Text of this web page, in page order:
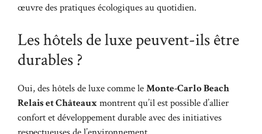
œuvre des pratiques écologiques au quotidien.
Les hôtels de luxe peuvent-ils être
durables ?
Oui, des hôtels de luxe comme leMonte-Carlo Beach
Relais et Châteauxmontrent qu’il est possible d’allier
confort et développement durable avec des initiatives